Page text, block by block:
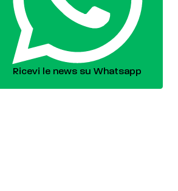
Ricevi le news su Whatsapp